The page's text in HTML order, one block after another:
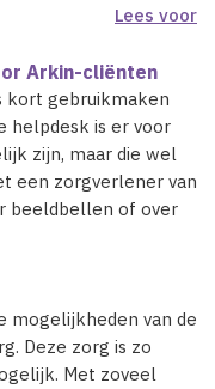
Lees voor
Arkin-cliënten
kort gebruikmaken
helpdesk is er voor
zijn, maar die wel
een zorgverlener van
beeldbellen of over
mogelijkheden van de
Deze zorg is zo
Met zoveel